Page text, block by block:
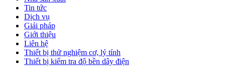
Tin tức
Dịch vụ
Giải pháp
Giới thiệu
Liên hệ
Thiết bị thử nghiệm cơ, lý tính
Thiết bị kiểm tra độ bền dây điện